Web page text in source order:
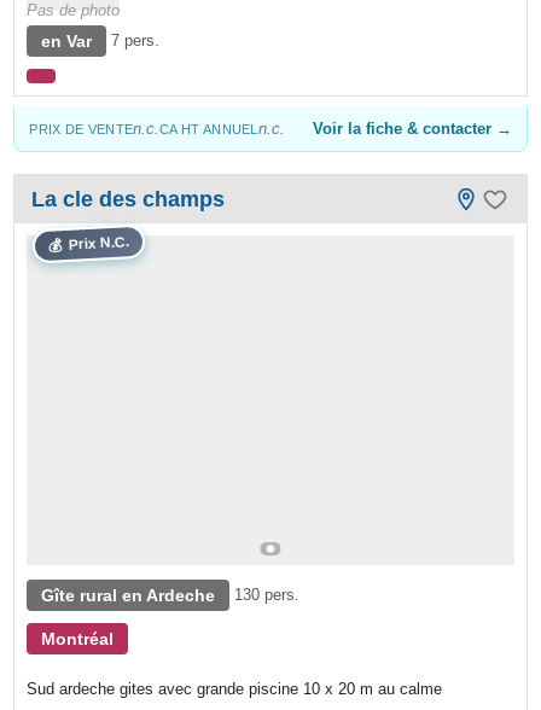
Pas de photo
en Var 7 pers.
PRIX DE VENTEn.c.CA HT ANNUELn.c. Voir la fiche & contacter →
💰 Prix N.C.
La cle des champs
Gîte rural en Ardeche 130 pers.
Montréal
Sud ardeche gites avec grande piscine 10 x 20 m au calme